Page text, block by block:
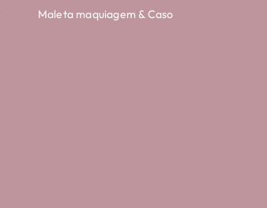
Maleta maquiagem & Caso